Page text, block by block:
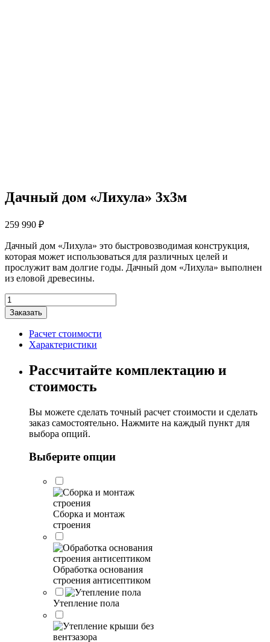
Дачный дом «Лихула» 3х3м
259 990 ₽
Дачный дом «Лихула» это быстровозводимая конструкция,
которая может использоваться для различных целей и
прослужит вам долгие годы. Дачный дом «Лихула» выполнен
из еловой древесины.
Количество
товара
Дачный
дом
"Лихула"
Заказать
Расчет стоимости
Характеристики
Рассчитайте комплектацию и
стоимость
Вы можете сделать точный расчет стоимости и сделать
заказ самостоятельно. Нажмите на каждый пункт для
выбора опций.
Выберите опции
Сборка и монтаж
строения
Обработка основания
строения антисептиком
Утепление пола